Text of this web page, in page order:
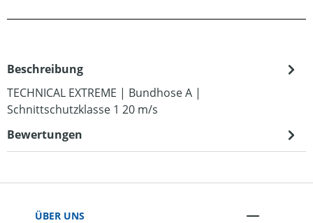
Beschreibung
TECHNICAL EXTREME | Bundhose A |
Schnittschutzklasse 1 20 m/s
Bewertungen
ÜBER UNS